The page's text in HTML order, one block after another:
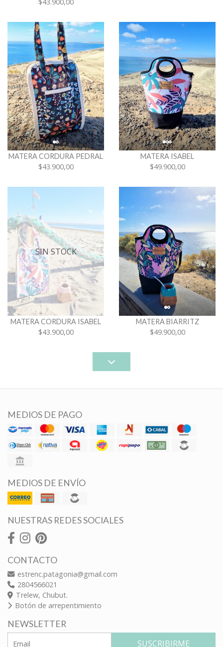
MATERA CORDURA PEDRAL
$43.900,00
MATERA ISABEL
$49.900,00
SIN STOCK
MATERA CORDURA ISABEL
$43.900,00
MATERA BIARRITZ
$49.900,00
MEDIOS DE PAGO
MEDIOS DE ENVÍO
NUESTRAS REDES SOCIALES
CONTACTO
estrenc.patagonia@gmail.com
2804566021
Trelew, Chubut.
Botón de arrepentimiento
NEWSLETTER
SUSCRIBIRME